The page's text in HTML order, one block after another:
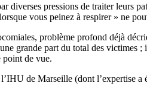
pressions de traiter leurs
vous peinez à respirer » ne
problème profond déjà
grande part du total des
point de vue.
de Marseille (dont l’expertise a